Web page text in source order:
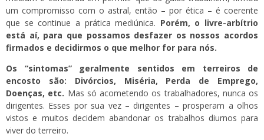
um compromisso com o astral, então – por ética – é coerente
que se continue a prática mediúnica. Porém, o livre-arbítrio
está aí, para que possamos desfazer os nossos acordos
firmados e decidirmos o que melhor for para nós.
Os “sintomas” geralmente sentidos em terreiros de
encosto são: Divórcios, Miséria, Perda de Emprego,
Doenças, etc. Mas só acometendo os trabalhadores, nunca os
dirigentes. Esses por sua vez – dirigentes – prosperam a olhos
vistos e muitos decidem abandonar os trabalhos diurnos para
viver do terreiro.